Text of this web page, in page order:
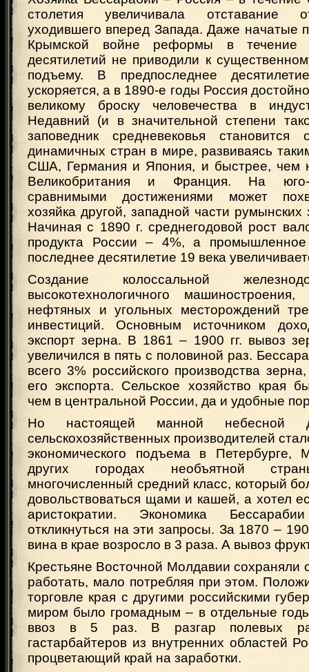
столетия увеличивала отставание
уходившего вперед Запада. Даже начатые
Крымской войне реформы в
десятилетий не приводили к
подъему. В предпоследнее
ускоряется, а в 1890-е годы Россия
великому броску человечества в
Недавний (и в значительной степени
заповедник средневековья
динамичных стран в мире, развиваясь
США, Германия и Япония, и быстрее, чем
Великобритания и Франция. На юго-
сравнимыми достижениями может
хозяйка другой, западной части
Начиная с 1890 г. среднегодовой рост
продукта России – 4%, а промышленное
последнее десятилетие 19 века
Создание колоссальной
высокотехнологичного
нефтяных и угольных месторождений
инвестиций. Основным источником
экспорт зерна. В 1861 – 1900 гг. вывоз
увеличился в пять с половиной раз.
всего 3% российского производства
его экспорта. Сельское хозяйство края
чем в центральной России, да и удобные
Но настоящей манной небесной
сельскохозяйственных производителей
экономического подъема в Петербурге,
других городах необъятной
многочисленный средний класс, который
довольствоваться щами и кашей, а хотел
аристократии. Экономика
откликнуться на эти запросы. За 1870 –
вина в крае возросло в 3 раза. А вывоз
Крестьяне Восточной Молдавии сохраняли
работать, мало потребляя при этом.
торговле края с другими российскими
миром было громадным – в отдельные
ввоз в 5 раз. В разгар полевых
гастарбайтеров из внутренних областей
процветающий край на заработки.